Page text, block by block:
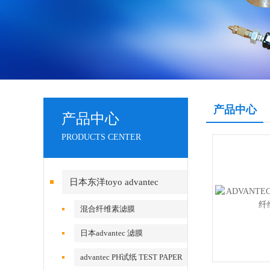
产品中心
PRODUCTS CENTER
日本东洋toyo advantec
混合纤维素滤膜
日本advantec 滤膜
advantec PH试纸 TEST PAPER
产品中心